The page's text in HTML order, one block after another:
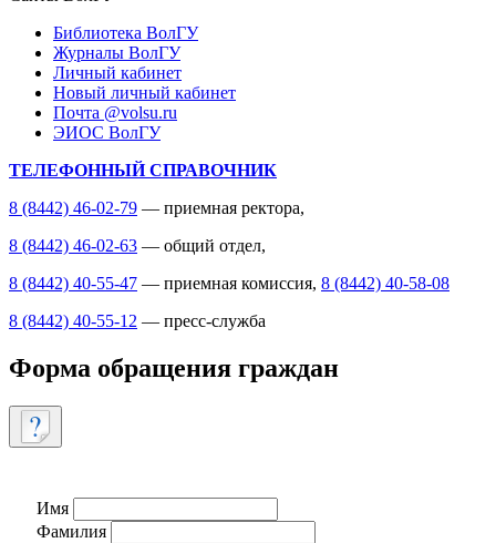
Библиотека ВолГУ
Журналы ВолГУ
Личный кабинет
Новый личный кабинет
Почта @volsu.ru
ЭИОС ВолГУ
ТЕЛЕФОННЫЙ СПРАВОЧНИК
8 (8442) 46-02-79 — приемная ректора,
8 (8442) 46-02-63 — общий отдел,
8 (8442) 40-55-47 — приемная комиссия, 8 (8442) 40-58-08
8 (8442) 40-55-12 — пресс-служба
Форма обращения граждан
Имя
Фамилия